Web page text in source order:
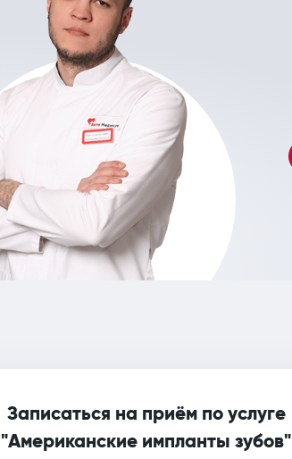
Записаться на приём по услуге
"Американские импланты зубов"